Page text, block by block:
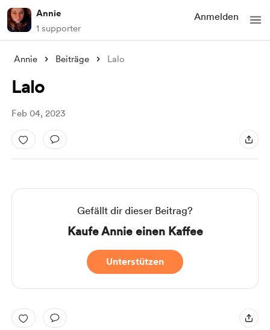
Annie
1 supporter
Anmelden
Annie Beiträge Lalo
Lalo
Feb 04, 2023
Gefällt dir dieser Beitrag?
Kaufe Annie einen Kaffee
Unterstützen